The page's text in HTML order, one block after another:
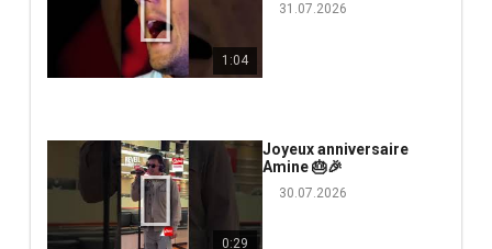
1:04
31.07.2026
0:29
Joyeux anniversaire
Amine 🎂🎉
30.07.2026